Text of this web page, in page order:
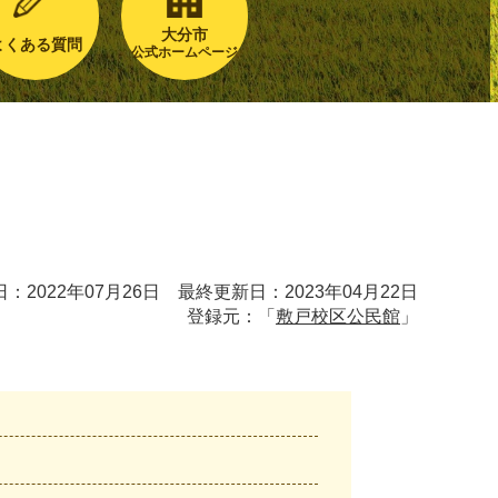
くある質問
大分市
公式ホームページ
：2022年07月26日 最終更新日：2023年04月22日
登録元：「 敷戸校区公民館 」